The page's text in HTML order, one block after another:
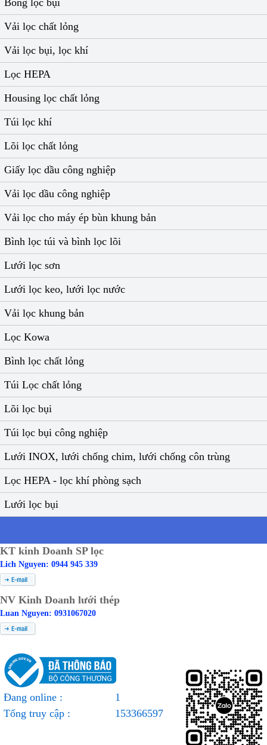
Bông lọc bụi
Vải lọc chất lỏng
Vải lọc bụi, lọc khí
Lọc HEPA
Housing lọc chất lỏng
Túi lọc khí
Lõi lọc chất lỏng
Giấy lọc dầu công nghiệp
Vải lọc dầu công nghiệp
Vải lọc cho máy ép bùn khung bản
Bình lọc túi và bình lọc lõi
Lưới lọc sơn
Lưới lọc keo, lưới lọc nước
Vải lọc khung bản
Lọc Kowa
Bình lọc chất lỏng
Túi Lọc chất lỏng
Lõi lọc bụi
Túi lọc bụi công nghiệp
Lưới INOX, lưới chống chim, lưới chống côn trùng
Lọc HEPA - lọc khí phòng sạch
Lưới lọc bụi
KT kinh Doanh SP lọc
Lich Nguyen: 0944 945 339
NV Kinh Doanh lưới thép
Luan Nguyen: 0931067020
Đang online :
1
Tổng truy cập :
153366597